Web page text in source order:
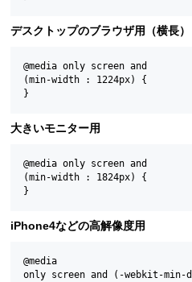
デスクトップのブラウザ用（横長）
@media only screen and
(min-width : 1224px) {
大きいモニター用
@media only screen and
(min-width : 1824px) {
iPhone4などの高解像度用
@media
only screen and (-webkit-